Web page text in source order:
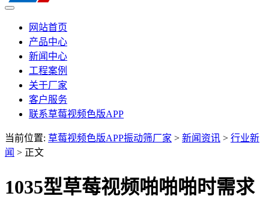
网站首页
产品中心
新闻中心
工程案例
关于厂家
客户服务
联系草莓视频色版APP
当前位置: 草莓视频色版APP振动筛厂家 > 新闻资讯 > 行业新
闻 > 正文
1035型草莓视频啪啪啪时需求